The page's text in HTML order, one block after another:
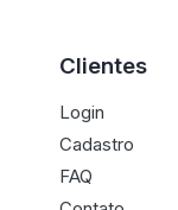
Clientes
Login
Cadastro
FAQ